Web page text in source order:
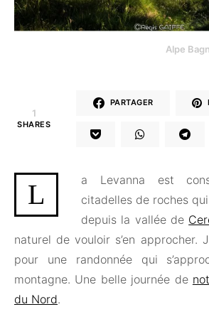
Alpe
1
SHARES
PARTAGER
L
a Levanna est
citadelles de roches
depuis la vallée de
naturel de vouloir s’en approcher.
pour une randonnée qui
montagne. Une belle journée de
du Nord.